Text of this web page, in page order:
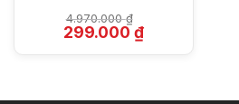
4.970.000₫
Giá
gốc
299.000₫Giá